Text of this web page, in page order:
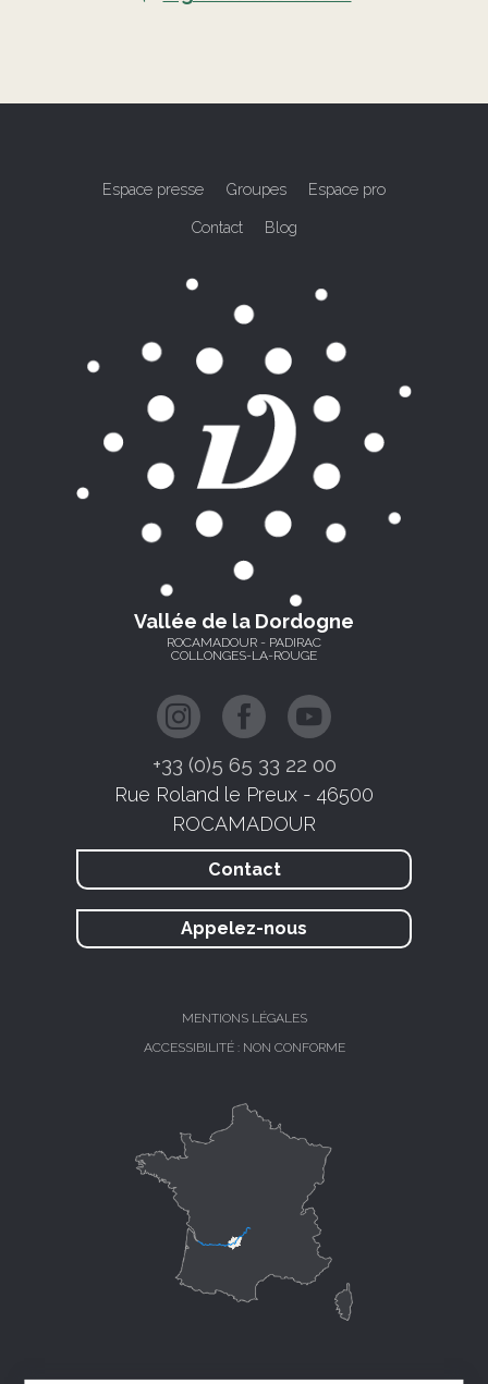
Espace presse Groupes Espace pro
Contact Blog
Vallée de la Dordogne
ROCAMADOUR - PADIRAC
COLLONGES-LA-ROUGE
+33 (0)5 65 33 22 00
Rue Roland le Preux - 46500
ROCAMADOUR
Contact
Appelez-nous
MENTIONS LÉGALES
ACCESSIBILITÉ : NON CONFORME